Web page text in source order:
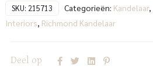
SKU: 215713 Categorieën: Kandelaar,
Interiors Richmond Kandelaar
Deel op